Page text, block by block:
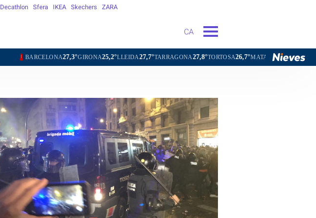
Decathlon Sfera IKEA Skechers ZARA
CA
GIRONA25,2°LLEIDA27,7°TARRAGONA27,8°TORTOSA26,7°MATARÓ26,1°VIC22,6°VILAFRANCA DEL